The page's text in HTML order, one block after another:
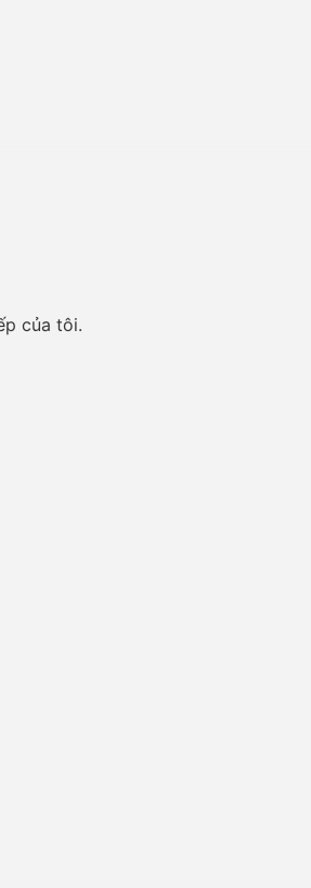
của tôi.